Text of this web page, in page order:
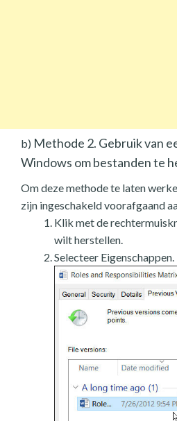
b) Methode 2. Gebruik van
Windows om bestanden te
Om deze methode te laten
zijn ingeschakeld voorafgaand
Klik met de
wilt herstellen.
Selecteer Eigenschappen.